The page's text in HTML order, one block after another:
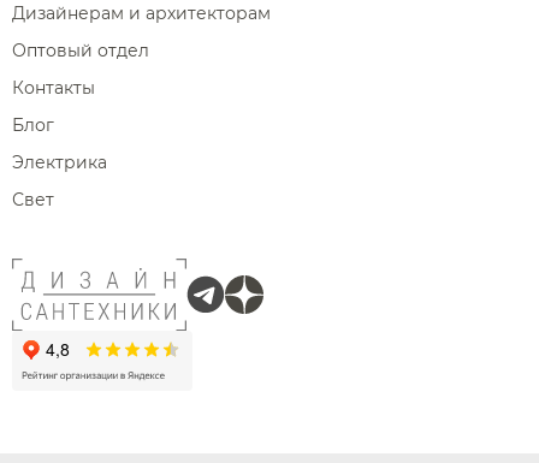
Дизайнерам и архитекторам
Оптовый отдел
Контакты
Блог
Электрика
Свет